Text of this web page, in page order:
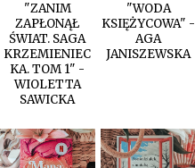
"ZANIM
ZAPŁONĄŁ
ŚWIAT. SAGA
KRZEMIENIEC
KA. TOM 1" -
WIOLETTA
SAWICKA
"WODA
KSIĘŻYCOWA" -
AGA
JANISZEWSKA